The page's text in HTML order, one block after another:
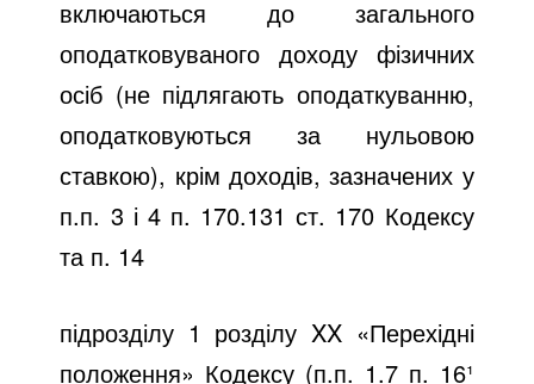
включаються до загального
оподатковуваного доходу фізичних
осіб (не підлягають оподаткуванню,
оподатковуються за нульовою
ставкою), крім доходів, зазначених у
п.п. 3 і 4 п. 170.131 ст. 170 Кодексу
та п. 14
підрозділу 1 розділу XX «Перехідні
положення» Кодексу (п.п. 1.7 п. 16¹